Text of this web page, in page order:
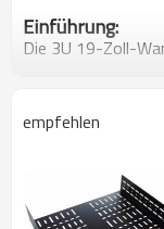
Einführung:
Die 3U 19-Zoll-
aus Stahl bietet
Steckfelder)
können, um Platz
Halterung für
Schreibtisch
installierten
möglich ist.
empfehlen